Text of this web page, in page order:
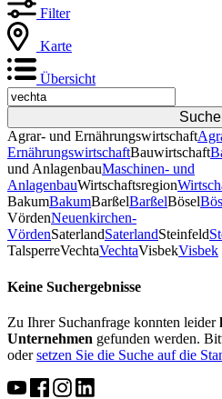
Filter
Karte
Übersicht
Agrar- und Ernährungswirtschaft
ErnährungswirtschaftBauwirtschaft
und AnlagenbauMaschinen- und
AnlagenbauWirtschaftsregion
BakumBakumBarßelBarßelBösel
VördenNeuenkirchen-
VördenSaterlandSaterlandSteinfeld
TalsperreVechtaVechtaVisbekVisbek
Keine Suchergebnisse
Zu Ihrer Suchanfrage konnten leider
Unternehmen gefunden werden.
odersetzen Sie die Suche auf die